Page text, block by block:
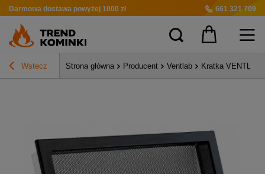
Darmowa dostawa powyżej 1000 zł 661 321 709
Wstecz Strona główna Producent Ventlab Kratka